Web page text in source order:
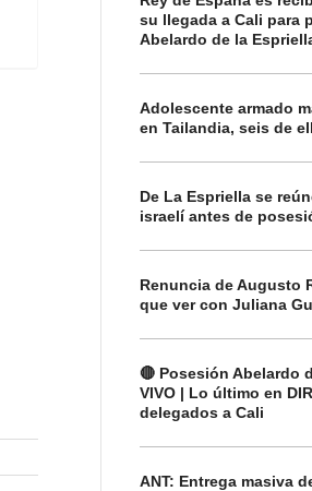
su llegada a Cali para
Abelardo de la
Adolescente armado
en Tailandia, seis de
De La Espriella se
israelí antes de
Renuncia de Augusto
que ver con Juliana
🔴 Posesión Abelardo
VIVO | Lo último en
delegados a Cali
ANT: Entrega masiva